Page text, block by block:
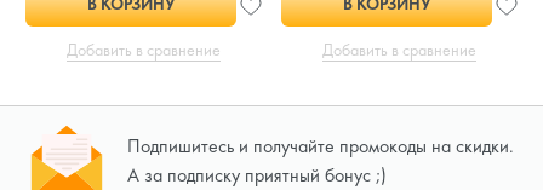
Добавить в сравнение Добавить в сравнение
Подпишитесь и получайте промокоды на скидки.
А за подписку приятный бонус ;)